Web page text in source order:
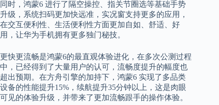
同时，鸿蒙6 进行了隔空操控、指关节圈选等基础手势
升级，系统扫码更加快远准，实况窗支持更多的应用，
在交互便利性、生活便利性方面更加自如、舒适、好
用，让华为手机拥有更多独门秘技。
更快更流畅是鸿蒙6的最直观体验进化，在多次公测过程
中，已经得到了大量用户的认可，流畅度提升的幅度也
超出预期。在方舟引擎的加持下，鸿蒙6 实现了多品类
设备的性能提升15%，续航提升35分钟以上，这是肉眼
可见的体验升级，并带来了更加流畅跟手的操作体验。